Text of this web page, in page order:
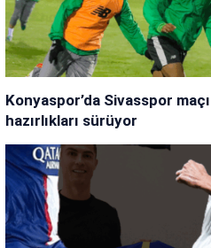
Konyaspor’da Sivasspor maçı
hazırlıkları sürüyor